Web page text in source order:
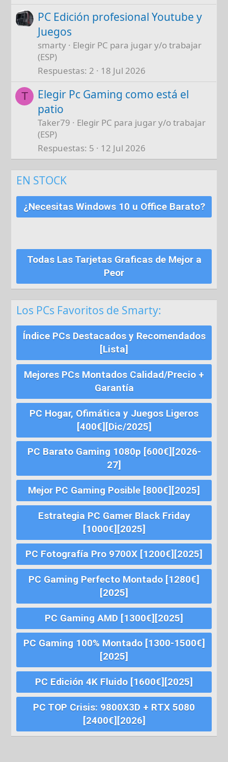
PC Edición profesional Youtube y
Juegos
smarty
Elegir PC para jugar y/o trabajar
(ESP)
Respuestas 2 18 Jul 2026
T
Elegir Pc Gaming como está el
patio
Taker79
Elegir PC para jugar y/o trabajar
(ESP)
Respuestas 5 12 Jul 2026
EN STOCK
¿Necesitas Windows 10 u Office Barato?
Todas Las Tarjetas Graficas de Mejor a
Peor
Los PCs Favoritos de Smarty:
Índice PCs Destacados y Recomendados
[Lista]
Mejores PCs Montados Calidad/Precio +
Garantía
PC Hogar, Ofimática y Juegos Ligeros
[400€][Dic/2025]
PC Barato Gaming 1080p [600€][2026-
27]
Mejor PC Gaming Posible [800€][2025]
Estrategia PC Gamer Black Friday
[1000€][2025]
PC Fotografía Pro 9700X [1200€][2025]
PC Gaming Perfecto Montado [1280€]
[2025]
PC Gaming AMD [1300€][2025]
PC Gaming 100% Montado [1300-1500€]
[2025]
PC Edición 4K Fluido [1600€][2025]
PC TOP Crisis: 9800X3D + RTX 5080
[2400€][2026]